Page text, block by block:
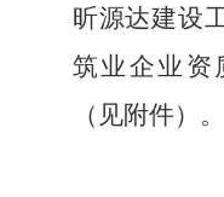
昕源达建设
筑业企业资
（见附件）。